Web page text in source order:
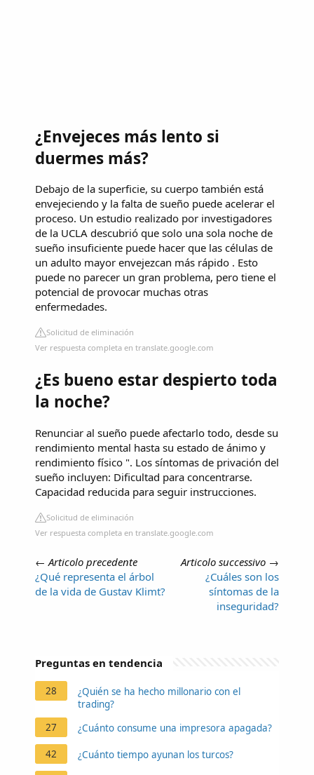
¿Envejeces más lento si
duermes más?
Debajo de la superficie, su cuerpo también está
envejeciendo y la falta de sueño puede acelerar el
proceso. Un estudio realizado por investigadores
de la UCLA descubrió que solo una sola noche de
sueño insuficiente puede hacer que las células de
un adulto mayor envejezcan más rápido . Esto
puede no parecer un gran problema, pero tiene el
potencial de provocar muchas otras
enfermedades.
Solicitud de eliminación
Ver respuesta completa en translate.google.com
¿Es bueno estar despierto toda
la noche?
Renunciar al sueño puede afectarlo todo, desde su
rendimiento mental hasta su estado de ánimo y
rendimiento físico ". Los síntomas de privación del
sueño incluyen: Dificultad para concentrarse.
Capacidad reducida para seguir instrucciones.
Solicitud de eliminación
Ver respuesta completa en translate.google.com
← Articolo precedente
¿Qué representa el árbol
de la vida de Gustav Klimt?
Articolo successivo →
¿Cuáles son los
síntomas de la
inseguridad?
Preguntas en tendencia
28
¿Quién se ha hecho millonario con el
trading?
27
¿Cuánto consume una impresora apagada?
42 ¿Cuánto tiempo ayunan los turcos?